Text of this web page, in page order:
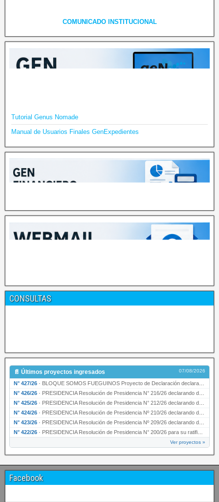
COMUNICADO INSTITUCIONAL
Tutorial Genus Nomade
Manual de Usuarios Finales GenExpedientes
CONSULTAS
📄 Últimos proyectos ingresados 07/08/2026
N° 427/26 · BLOQUE SOMOS FUEGUINOS Proyecto de Declaración declarando de interés provincial PRESIDENCI…
N° 426/26 · PRESIDENCIA Resolución de Presidencia N° 216/26 declarando de interés provincial la labor …
N° 425/26 · PRESIDENCIA Resolución de Presidencia N° 212/26 declarando de interés provincial el “50° A…
N° 424/26 · PRESIDENCIA Resolución de Presidencia Nº 210/26 declarando de interés provincial el proyec…
N° 423/26 · PRESIDENCIA Resolución de Presidencia Nº 209/26 declarando de interés provincial la presen…
N° 422/26 · PRESIDENCIA Resolución de Presidencia N° 200/26 para su ratificación.
Ver proyectos »
Facebook